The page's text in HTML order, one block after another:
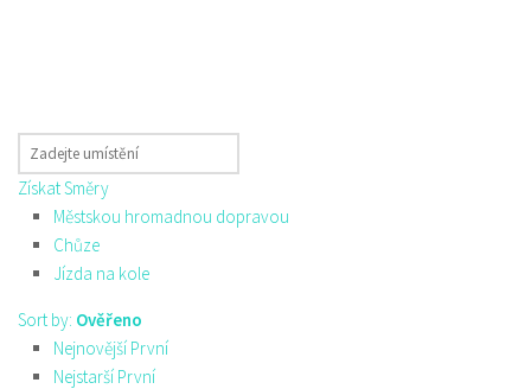
Získat Směry
Městskou hromadnou dopravou
Chůze
Jízda na kole
Sort by: Ověřeno
Nejnovější První
Nejstarší První